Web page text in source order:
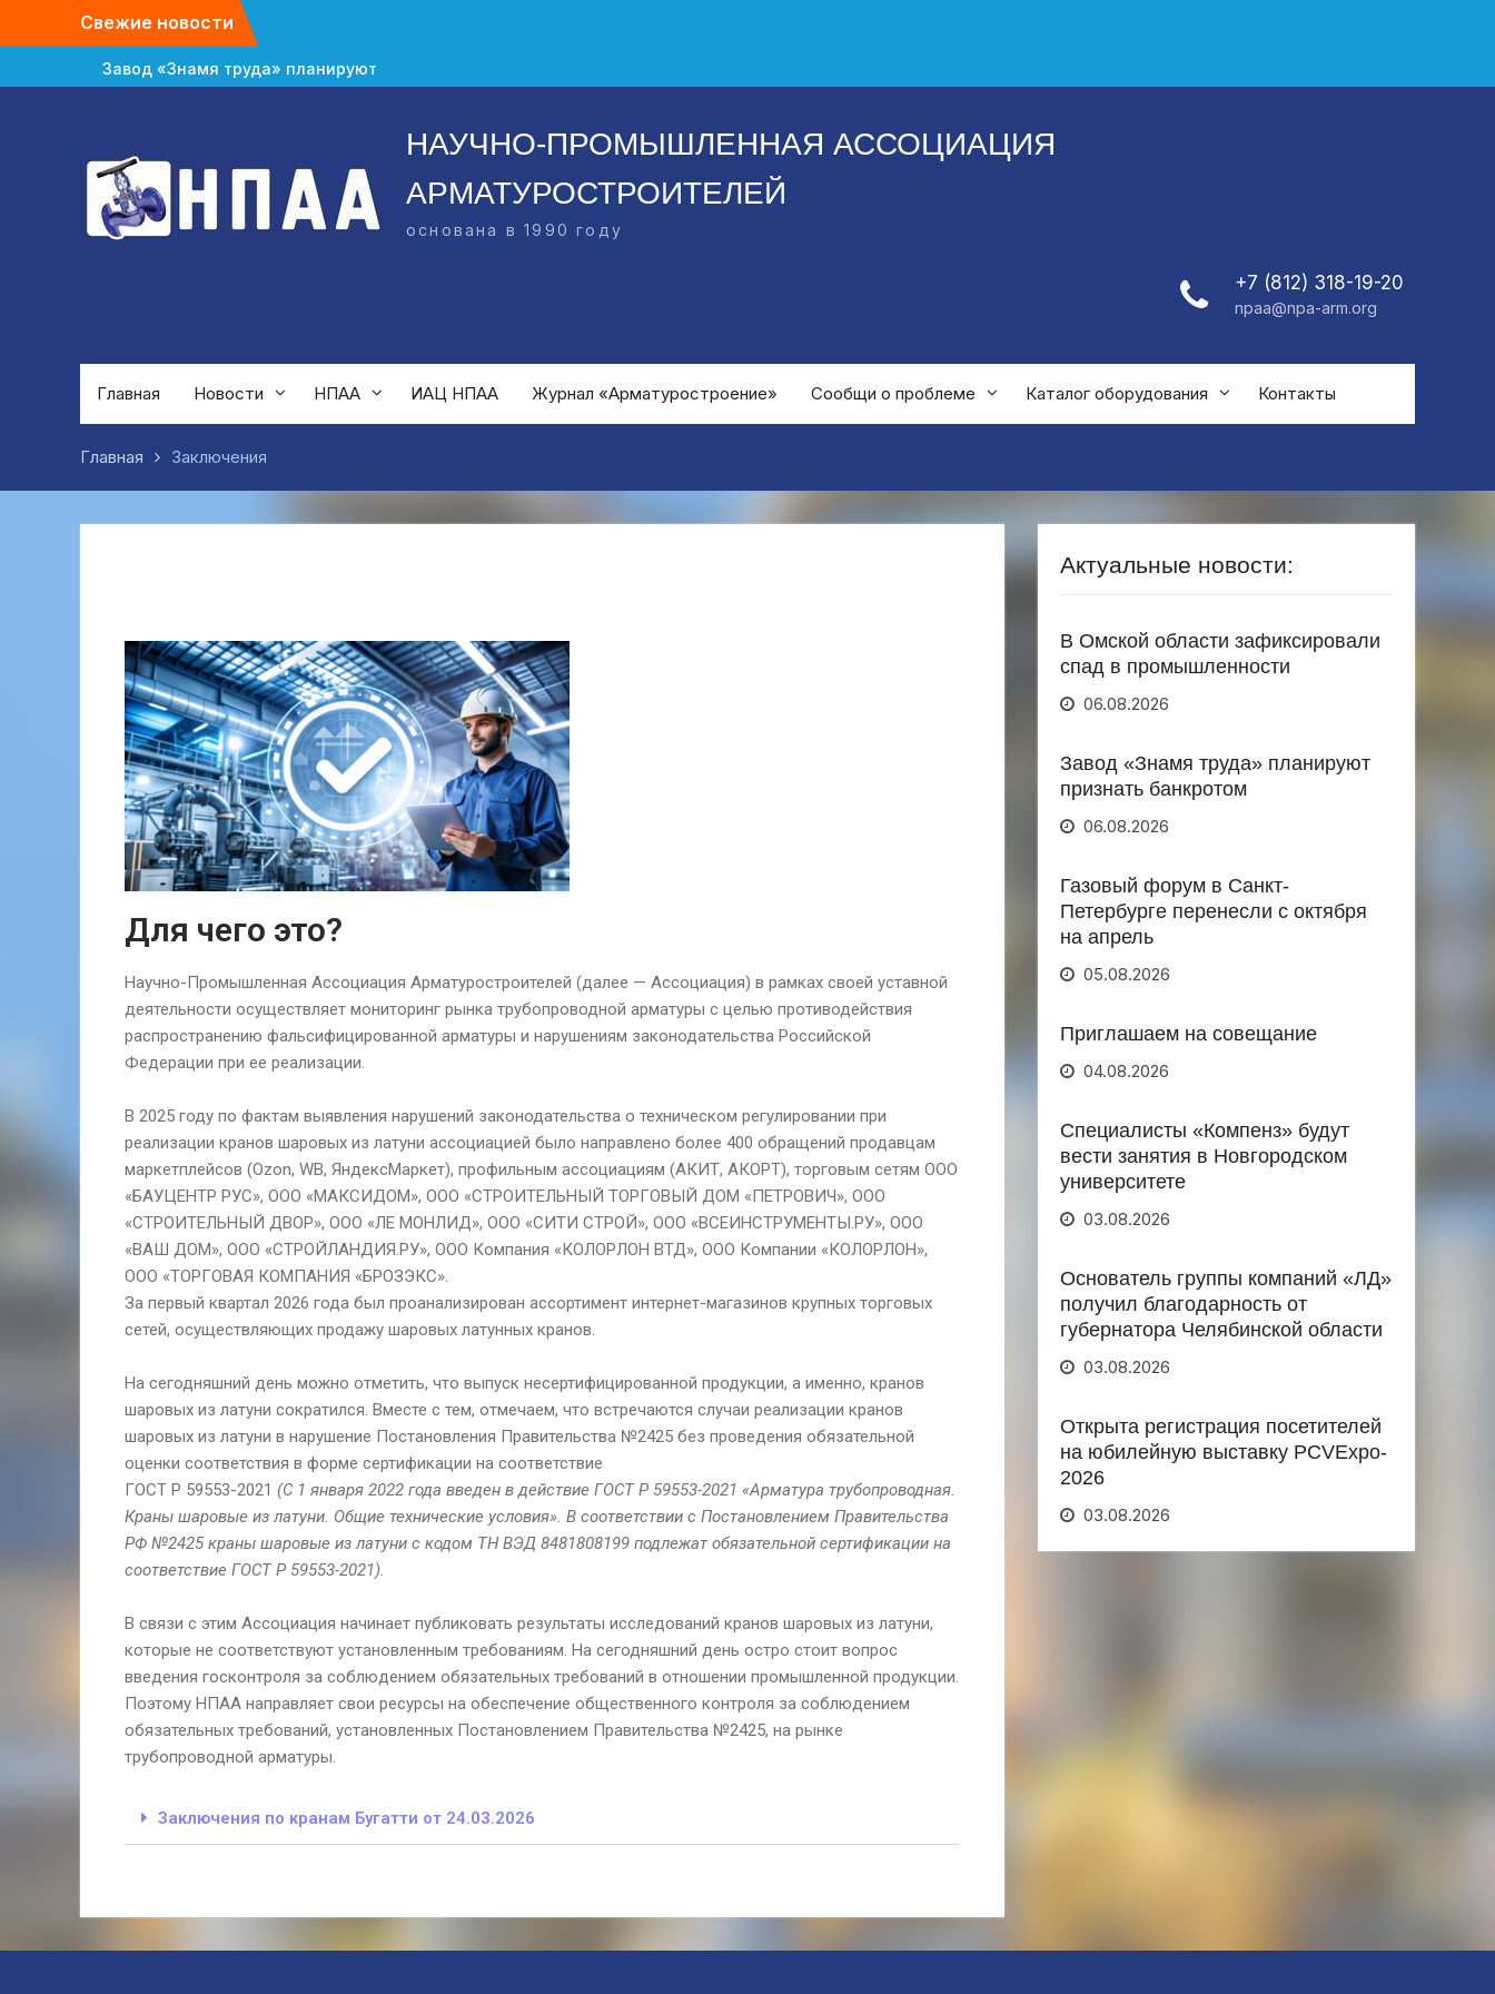
Свежие новости
Завод «Знамя труда» планируют
признать банкротом
В Омской области зафиксировали
спад в промышленности
НАУЧНО-ПРОМЫШЛЕННАЯ АССОЦИАЦИЯ
АРМАТУРОСТРОИТЕЛЕЙ
основана в 1990 году
+7 (812) 318-19-20
npaa@npa-arm.org
Главная Новости НПАА ИАЦ НПАА Журнал «Арматуростроение» Сообщи о проблеме Каталог оборудования Контакты
Главная Заключения
Для чего это?
Научно-Промышленная Ассоциация Арматуростроителей (далее — Ассоциация) в рамках своей уставной
деятельности осуществляет мониторинг рынка трубопроводной арматуры с целью противодействия
распространению фальсифицированной арматуры и нарушениям законодательства Российской
Федерации при ее реализации.
В 2025 году по фактам выявления нарушений законодательства о техническом регулировании при
реализации кранов шаровых из латуни ассоциацией было направлено более 400 обращений продавцам
маркетплейсов (Ozon, WB, ЯндексМаркет), профильным ассоциациям (АКИТ, АКОРТ), торговым сетям ООО
«БАУЦЕНТР РУС», ООО «МАКСИДОМ», ООО «СТРОИТЕЛЬНЫЙ ТОРГОВЫЙ ДОМ «ПЕТРОВИЧ», ООО
«СТРОИТЕЛЬНЫЙ ДВОР», ООО «ЛЕ МОНЛИД», ООО «СИТИ СТРОЙ», ООО «ВСЕИНСТРУМЕНТЫ.РУ», ООО
«ВАШ ДОМ», ООО «СТРОЙЛАНДИЯ.РУ», ООО Компания «КОЛОРЛОН ВТД», ООО Компании «КОЛОРЛОН»,
ООО «ТОРГОВАЯ КОМПАНИЯ «БРОЗЭКС».
За первый квартал 2026 года был проанализирован ассортимент интернет-магазинов крупных торговых
сетей, осуществляющих продажу шаровых латунных кранов.
На сегодняшний день можно отметить, что выпуск несертифицированной продукции, а именно, кранов
шаровых из латуни сократился. Вместе с тем, отмечаем, что встречаются случаи реализации кранов
шаровых из латуни в нарушение Постановления Правительства №2425 без проведения обязательной
оценки соответствия в форме сертификации на соответствие
ГОСТ Р 59553-2021 (С 1 января 2022 года введен в действие ГОСТ Р 59553-2021 «Арматура трубопроводная.
Краны шаровые из латуни. Общие технические условия». В соответствии с Постановлением Правительства
РФ №2425 краны шаровые из латуни с кодом ТН ВЭД 8481808199 подлежат обязательной сертификации на
соответствие ГОСТ Р 59553-2021).
В связи с этим Ассоциация начинает публиковать результаты исследований кранов шаровых из латуни,
которые не соответствуют установленным требованиям. На сегодняшний день остро стоит вопрос
введения госконтроля за соблюдением обязательных требований в отношении промышленной продукции.
Поэтому НПАА направляет свои ресурсы на обеспечение общественного контроля за соблюдением
обязательных требований, установленных Постановлением Правительства №2425, на рынке
трубопроводной арматуры.
Заключения по кранам Бугатти от 24.03.2026
Актуальные новости:
В Омской области зафиксировали
спад в промышленности
06.08.2026
Завод «Знамя труда» планируют
признать банкротом
06.08.2026
Газовый форум в Санкт-
Петербурге перенесли с октября
на апрель
05.08.2026
Приглашаем на совещание
04.08.2026
Специалисты «Компенз» будут
вести занятия в Новгородском
университете
03.08.2026
Основатель группы компаний «ЛД»
получил благодарность от
губернатора Челябинской области
03.08.2026
Открыта регистрация посетителей
на юбилейную выставку PCVExpo-
2026
03.08.2026